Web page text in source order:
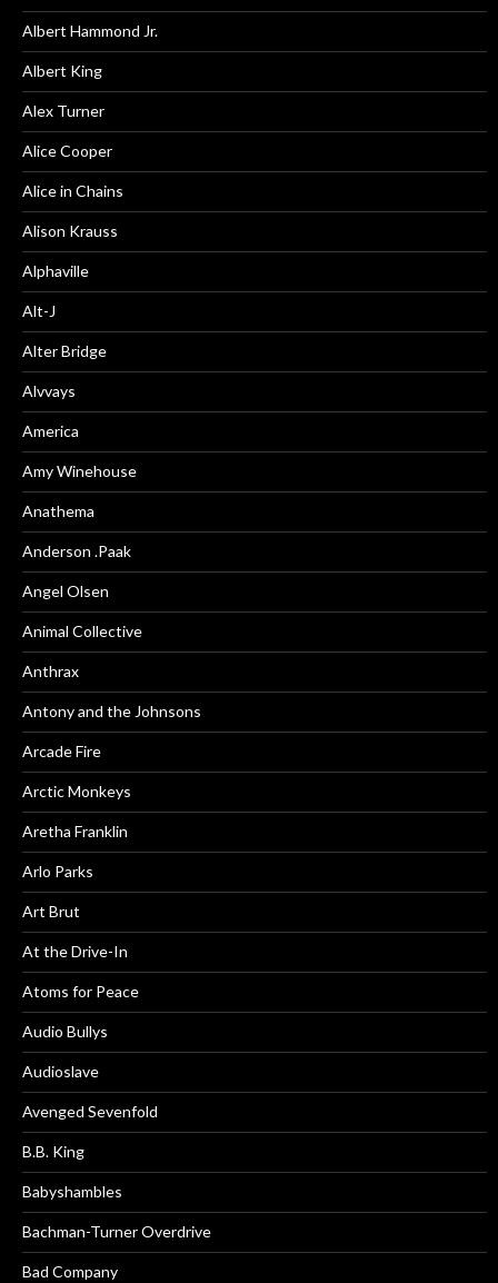
Albert Hammond Jr.
Albert King
Alex Turner
Alice Cooper
Alice in Chains
Alison Krauss
Alphaville
Alt-J
Alter Bridge
Alvvays
America
Amy Winehouse
Anathema
Anderson .Paak
Angel Olsen
Animal Collective
Anthrax
Antony and the Johnsons
Arcade Fire
Arctic Monkeys
Aretha Franklin
Arlo Parks
Art Brut
At the Drive-In
Atoms for Peace
Audio Bullys
Audioslave
Avenged Sevenfold
B.B. King
Babyshambles
Bachman-Turner Overdrive
Bad Company